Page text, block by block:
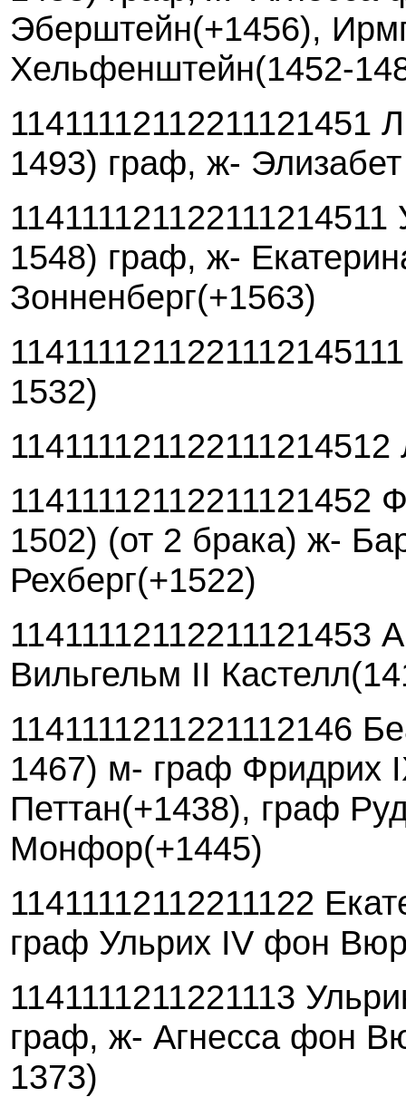
Эберштейн(+1456),
Хельфенштейн(1452-
11411112112211121451
1493) граф, ж-
1548) граф, ж-
Зонненберг(+1563)
1532)
11411112112211121452
1502) (от 2 брака) ж-
Рехберг(+1522)
11411112112211121453
Вильгельм II
1141111211221112146
1467) м- граф Фридрих
Петтан(+1438), граф
Монфор(+1445)
11411112112211122
граф Ульрих IV фон
1141111211221113
граф, ж- Агнесса фон
1373)